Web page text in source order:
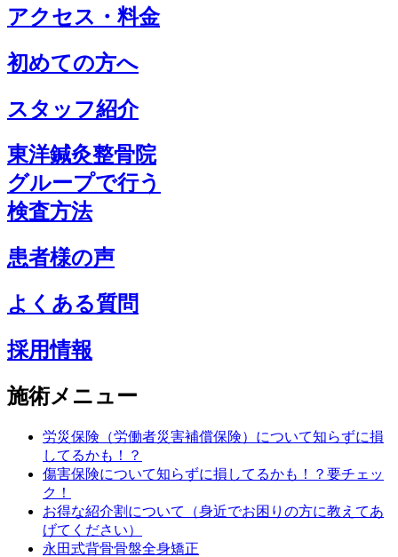
アクセス・料金
初めての方へ
スタッフ紹介
東洋鍼灸整骨院
グループで行う
検査方法
患者様の声
よくある質問
採用情報
施術メニュー
労災保険（労働者災害補償保険）について知らずに損
してるかも！？
傷害保険について知らずに損してるかも！？要チェッ
ク！
お得な紹介割について（身近でお困りの方に教えてあ
げてください）
永田式背骨骨盤全身矯正